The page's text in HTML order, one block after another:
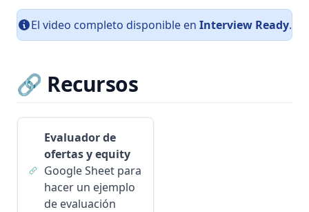
El video completo disponible en Interview Ready.
🔗 Recursos
Evaluador de
ofertas y equity
Google Sheet para
hacer un ejemplo
de evaluación